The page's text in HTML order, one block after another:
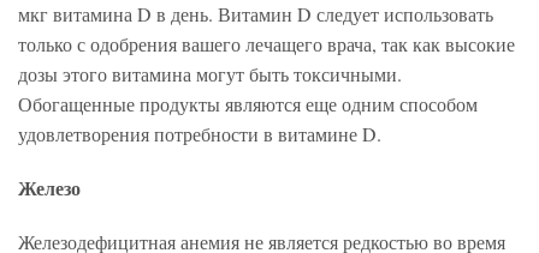
мкг витамина D в день. Витамин D следует использовать
только с одобрения вашего лечащего врача, так как высокие
дозы этого витамина могут быть токсичными.
Обогащенные продукты являются еще одним способом
удовлетворения потребности в витамине D.
Железо
Железодефицитная анемия не является редкостью во время